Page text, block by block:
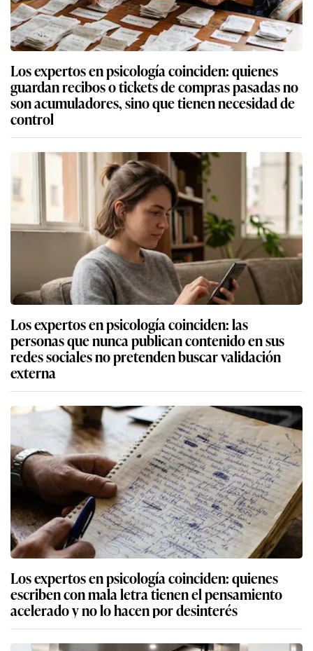
Los expertos en psicología coinciden: quienes
guardan recibos o tickets de compras pasadas no
son acumuladores, sino que tienen necesidad de
control
Los expertos en psicología coinciden: las
personas que nunca publican contenido en sus
redes sociales no pretenden buscar validación
externa
Los expertos en psicología coinciden: quienes
escriben con mala letra tienen el pensamiento
acelerado y no lo hacen por desinterés